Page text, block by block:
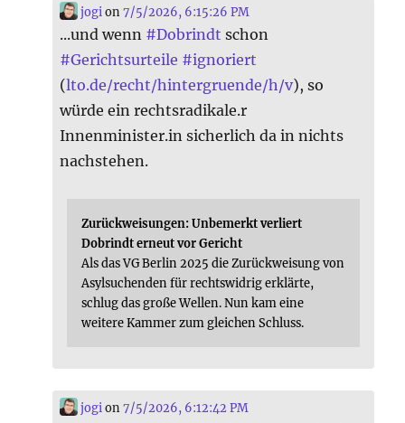
jogi on7/5/2026, 6:15:26 PM
...und wenn #Dobrindt schon
#Gerichtsurteile #ignoriert
(lto.de/recht/hintergruende/h/v), so
würde ein rechtsradikale.r
Innenminister.in sicherlich da in nichts
nachstehen.
Zurückweisungen: Unbemerkt verliert
Dobrindt erneut vor Gericht
Als das VG Berlin 2025 die Zurückweisung von
Asylsuchenden für rechtswidrig erklärte,
schlug das große Wellen. Nun kam eine
weitere Kammer zum gleichen Schluss.
jogi on7/5/2026, 6:12:42 PM